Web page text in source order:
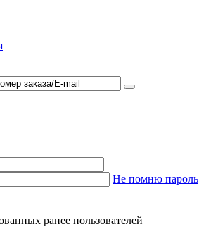
Не помню пароль
ранее пользователей